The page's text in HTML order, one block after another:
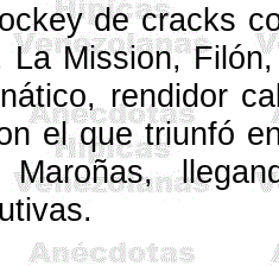
decracks
LaMission,
rendidor
el que triunfó
Maroñas,